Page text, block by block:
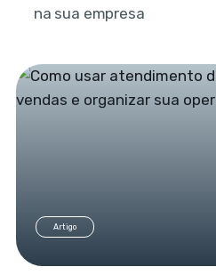
na sua empresa
Artigo